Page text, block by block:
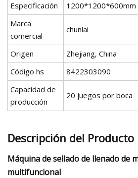
Especificación
1200*1200*600mm
Marca
comercial
chunlai
Origen
Zhejiang, China
Código hs
8422303090
Capacidad de
producción
20 juegos por boca
Descripción del Producto
Máquina de sellado de llenado de
multifuncional